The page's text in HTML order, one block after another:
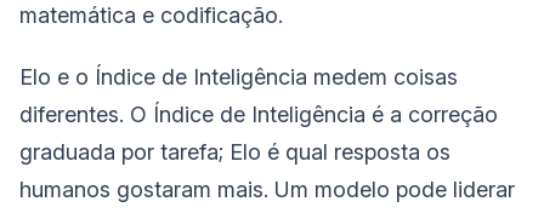
matemática e codificação.
Elo e o Índice de Inteligência medem coisas
diferentes. O Índice de Inteligência é a correção
graduada por tarefa; Elo é qual resposta os
humanos gostaram mais. Um modelo pode liderar